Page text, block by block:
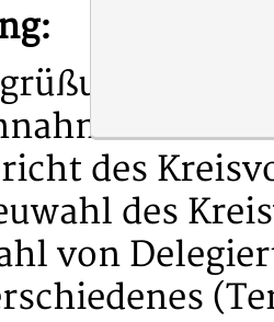
der
des
des
des
von